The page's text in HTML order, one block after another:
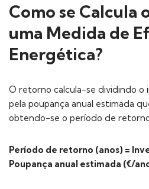
Como se Calcula
uma Medida de
Energética?
O retorno calcula-se dividindo o
pela poupança anual estimada
obtendo-se o período de
Período de retorno (anos) =
Poupança anual estimada (€/